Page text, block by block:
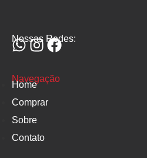
Nossas Redes:
Navegação
Home
Comprar
Sobre
Contato